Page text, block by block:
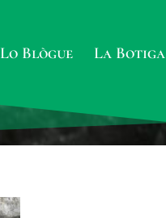
Lo Blògue La Botiga